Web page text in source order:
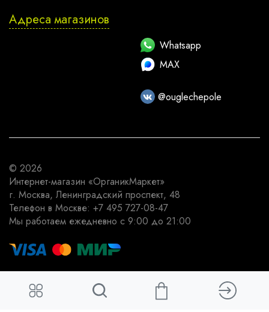
Адреса магазинов
Whatsapp
MAX
@ouglechepole
© 2026
Интернет-магазин «ОрганикМаркет»
г. Москва, Ленинградский проспект, 48
Телефон в Москве: +7 495 727-08-47
Мы работаем ежедневно с 9:00 до 21:00